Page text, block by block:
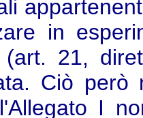
in
(art. 21,
Ciò
I